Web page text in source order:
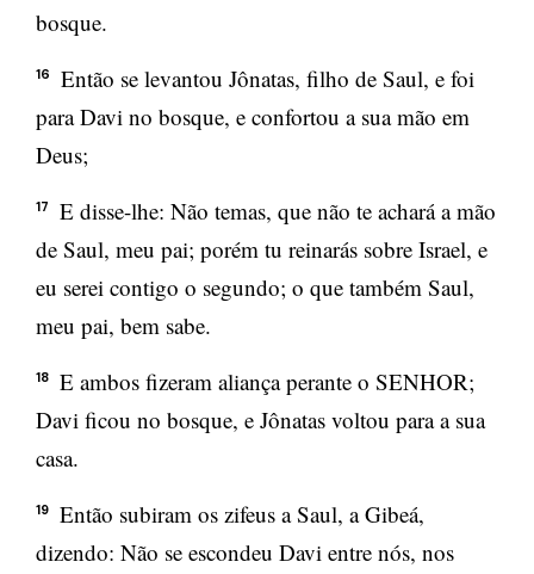
bosque.
16
Então se levantou Jônatas, filho de Saul, e foi
para Davi no bosque, e confortou a sua mão em
Deus;
17
E disse-lhe: Não temas, que não te achará a mão
de Saul, meu pai; porém tu reinarás sobre Israel, e
eu serei contigo o segundo; o que também Saul,
meu pai, bem sabe.
18
E ambos fizeram aliança perante o SENHOR;
Davi ficou no bosque, e Jônatas voltou para a sua
casa.
19
Então subiram os zifeus a Saul, a Gibeá,
dizendo: Não se escondeu Davi entre nós, nos